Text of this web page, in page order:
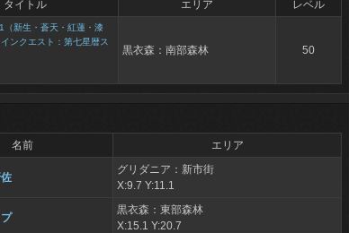
タイトル
エリア レベル
（新生・蒼天・紅蓮・漆
ンクエスト：第七星暦ス
黒衣森：南部森林 50
名前 エリア
グリダニア：新市街
X:9.7 Y:11.1
黒衣森：東部森林
X:15.1 Y:20.7